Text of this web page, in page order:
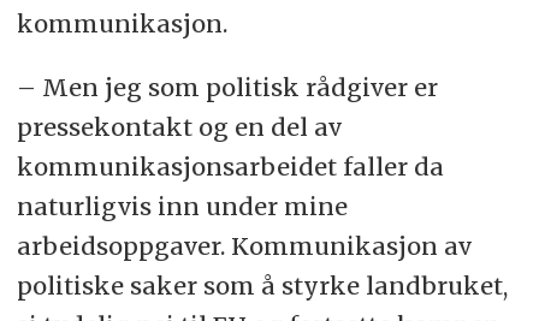
kommunikasjon.
– Men jeg som politisk rådgiver er
pressekontakt og en del av
kommunikasjonsarbeidet faller da
naturligvis inn under mine
arbeidsoppgaver. Kommunikasjon av
politiske saker som å styrke landbruket,